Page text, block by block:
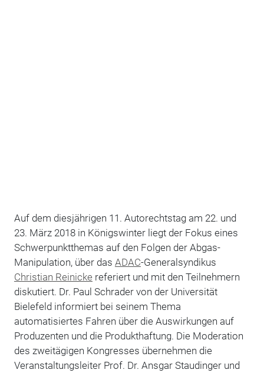
Auf dem diesjährigen 11. Autorechtstag am 22. und
23. März 2018 in Königswinter liegt der Fokus eines
Schwerpunktthemas auf den Folgen der Abgas-
Manipulation, über das ADAC-Generalsyndikus
Christian Reinicke referiert und mit den Teilnehmern
diskutiert. Dr. Paul Schrader von der Universität
Bielefeld informiert bei seinem Thema
automatisiertes Fahren über die Auswirkungen auf
Produzenten und die Produkthaftung. Die Moderation
des zweitägigen Kongresses übernehmen die
Veranstaltungsleiter Prof. Dr. Ansgar Staudinger und